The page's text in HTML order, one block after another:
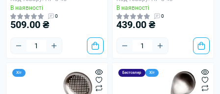
В наявності
0
509.00 ₴
В наявності
0
439.00 ₴
Хіт Бестселер Хіт